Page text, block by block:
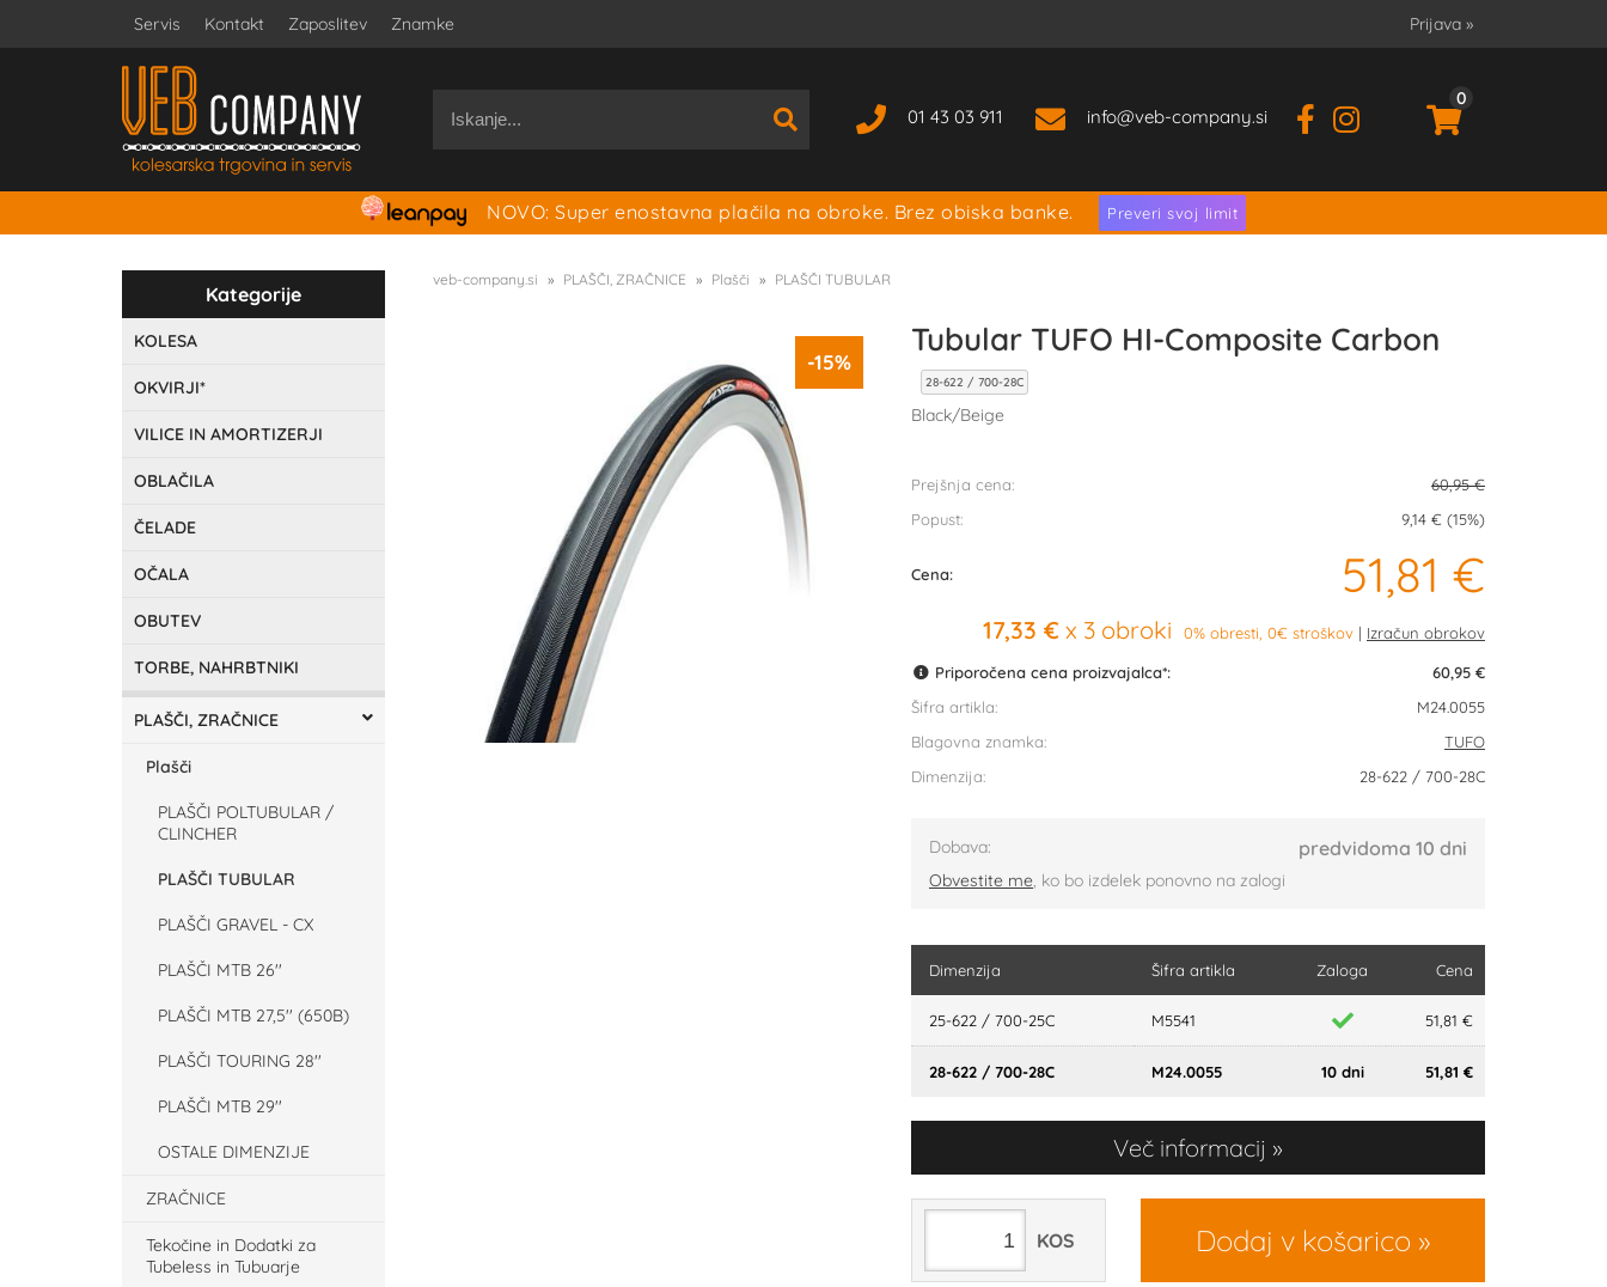
Servis Kontakt Zaposlitev Znamke Prijava »
01 43 03 911 info veb-company.si
0
NOVO: Super enostavna plačila na obroke. Brez obiska banke. Preveri svoj limit
Kategorije
KOLESA
OKVIRJI*
VILICE IN AMORTIZERJI
OBLAČILA
ČELADE
OČALA
OBUTEV
TORBE, NAHRBTNIKI
PLAŠČI, ZRAČNICE
Plašči
PLAŠČI POLTUBULAR /
CLINCHER
PLAŠČI TUBULAR
PLAŠČI GRAVEL - CX
PLAŠČI MTB 26''
PLAŠČI MTB 27,5'' (650B)
PLAŠČI TOURING 28''
PLAŠČI MTB 29''
OSTALE DIMENZIJE
ZRAČNICE
Tekočine in Dodatki za
Tubeless in Tubuarje
veb-company.si PLAŠČI, ZRAČNICE Plašči PLAŠČI TUBULAR
Tubular TUFO HI-Composite Carbon
28-622 / 700-28C
Black/Beige
-15%
Prejšnja cena:
60,95 €
Popust:
9,14 € (15%)
Cena: 51,81 €
17,33 € x 3 obroki 0% obresti, 0€ stroškov
Priporočena cena proizvajalca*:
60,95 €
Šifra artikla:
M24.0055
Blagovna znamka:
TUFO
Dimenzija:
28-622 / 700-28C
Dobava: predvidoma 10 dni
Obvestite me, ko bo izdelek ponovno na zalogi
Dimenzija Šifra artikla Zaloga Cena
25-622 / 700-25C M5541 51,81 €
28-622 / 700-28C M24.0055 10 dni 51,81 €
Več informacij
Dodaj v košarico
KOS